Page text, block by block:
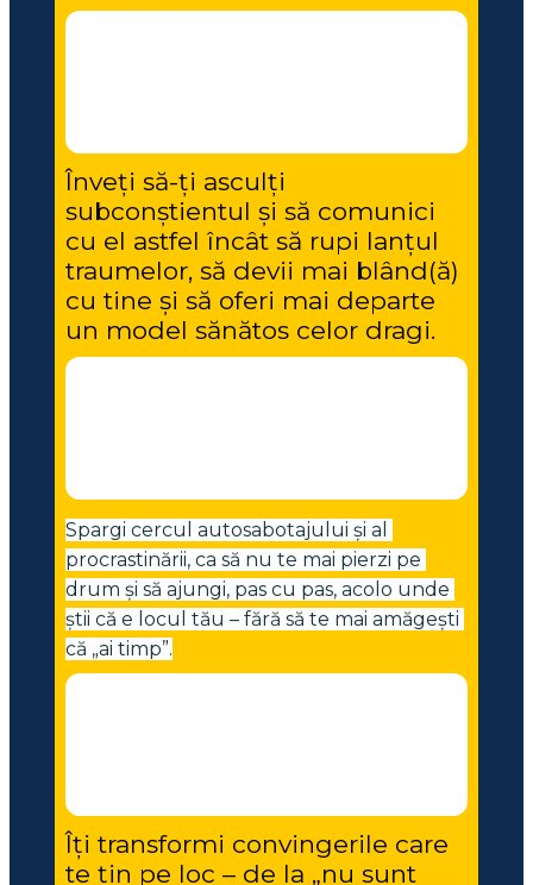
Înveți să-ți asculți
subconștientul și să comunici
cu el astfel încât să rupi lanțul
traumelor, să devii mai blând(ă)
cu tine și să oferi mai departe
un model sănătos celor dragi.
Spargi cercul autosabotajului și al
procrastinării, ca să nu te mai pierzi pe
drum și să ajungi, pas cu pas, acolo unde
știi că e locul tău – fără să te mai amăgești
că „ai timp”.
Îți transformi convingerile care
te țin pe loc – de la „nu sunt